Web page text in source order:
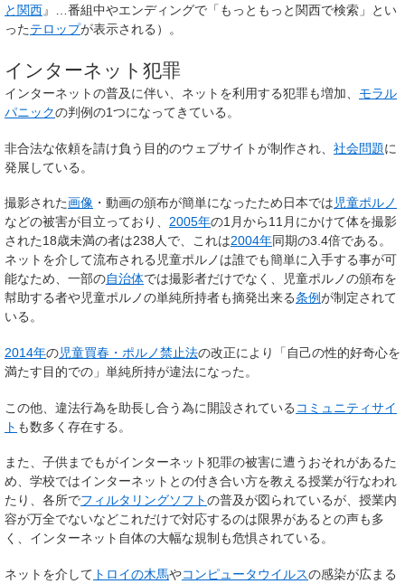
と関西』…番組中やエンディングで「もっともっと関西で検索」とい
ったテロップが表示される）。
インターネット犯罪
インターネットの普及に伴い、ネットを利用する犯罪も増加、 モラル
パニックの判例の1つになってきている。
非合法な依頼を請け負う目的のウェブサイトが制作され、 社会問題に
発展している。
撮影された画像 ・動画の頒布が簡単になったため日本では児童ポルノ
などの被害が目立っており、 2005年の1月から11月にかけて体を撮影
された18歳未満の者は238人で、これは2004年同期の3.4倍である。
ネットを介して流布される児童ポルノは誰でも簡単に入手する事が可
能なため、一部の自治体では撮影者だけでなく、児童ポルノの頒布を
幇助する者や児童ポルノの単純所持者も摘発出来る条例が制定されて
いる。
2014年の児童買春・ポルノ禁止法の改正により「自己の性的好奇心を
満たす目的での」単純所持が違法になった。
この他、違法行為を助長し合う為に開設されている コミュニティサイ
ト も数多く存在する。
また、子供までもがインターネット犯罪の被害に遭うおそれがあるた
め、学校ではインターネットとの付き合い方を教える授業が行なわれ
たり、各所でフィルタリングソフトの普及が図られているが、授業内
容が万全でないなどこれだけで対応するのは限界があるとの声も多
く、インターネット自体の大幅な規制も危惧されている。
ネットを介して トロイの木馬やコンピュータウイルスの感染が広まる